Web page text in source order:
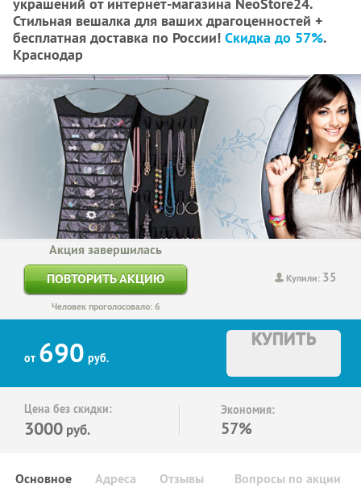
Стильная вешалка для ваших драгоценностей +
бесплатная доставка по России! Скидка до 57%.
Краснодар
Купили: 35
Акция завершилась
ПОВТОРИТЬ АКЦИЮ
Человек проголосовало: 6
от 690 руб.
КУПИТЬ
Цена без скидки:
3000 руб.
Экономия:
57%
Основное Отзывы Вопросы по акции
Адреса